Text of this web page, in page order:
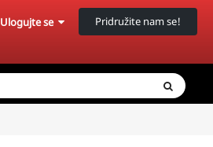
Ulogujte se Pridružite nam se!